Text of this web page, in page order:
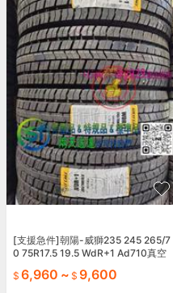
[支援急件]朝陽-威獅235 245 265/7
0 75R17.5 19.5 WdR+1 Ad710真空
6,960 ~ 9,600